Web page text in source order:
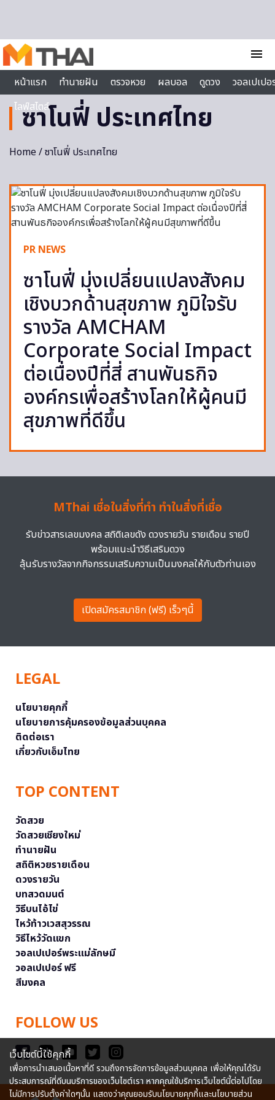
menu
หน้าแรก
ทำนายฝัน ตรวจหวย ผลบอล ดูดวง
วอลเปเป
ไลฟ์สไตล์
ซาโนฟี่ ประเทศไทย
Home/ ซาโนฟี่ ประเทศไทย
PR NEWS
ซาโนฟี่ มุ่งเปลี่ยนแปลงสังคม
เชิงบวกด้านสุขภาพ ภูมิใจรับ
รางวัล AMCHAM
Corporate Social Impact
ต่อเนื่องปีที่สี่ สานพันธกิจ
องค์กรเพื่อสร้างโลกให้ผู้คนมี
สุขภาพที่ดีขึ้น
MThai เชื่อในสิ่งที่ทำ ทำในสิ่งที่เชื่อ
รับข่าวสารเลขมงคล สถิติเลขดัง ดวงรายวัน รายเดือน รายปี
พร้อมแนะนำวิธีเสริมดวง
ลุ้นรับรางวัลจากกิจกรรมเสริมความเป็นมงคลให้กับตัวท่านเอง
เปิดสมัครสมาชิก (ฟรี) เร็วๆนี้
LEGAL
นโยบายคุกกี้
นโยบายการคุ้มครองข้อมูลส่วนบุคคล
ติดต่อเรา
เกี่ยวกับเอ็มไทย
TOP CONTENT
วัดสวย
วัดสวยเชียงใหม่
ทำนายฝัน
สถิติหวยรายเดือน
ดวงรายวัน
บทสวดมนต์
วิธีบนไอ้ไข่
ไหว้ท้าวเวสสุวรรณ
วิธีไหว้วัดแขก
วอลเปเปอร์พระแม่ลักษมี
วอลเปเปอร์ ฟรี
สีมงคล
FOLLOW US
เว็บไซต์นี้ใช้คุกกี้
เพื่อการนำเสนอเนื้อหาที่ดี รวมถึงการจัดการข้อมูลส่วนบุคคล เพื่อให้คุณได้รับ
ประสบการณ์ที่ดีบนบริการของเว็บไซต์เรา หากคุณใช้บริการเว็บไซต์นี้ต่อไปโดย
ไม่มีการปรับตั้งค่าใดๆนั้น แสดงว่าคุณยอมรับนโยบายคุกกี้และนโยบายส่วน